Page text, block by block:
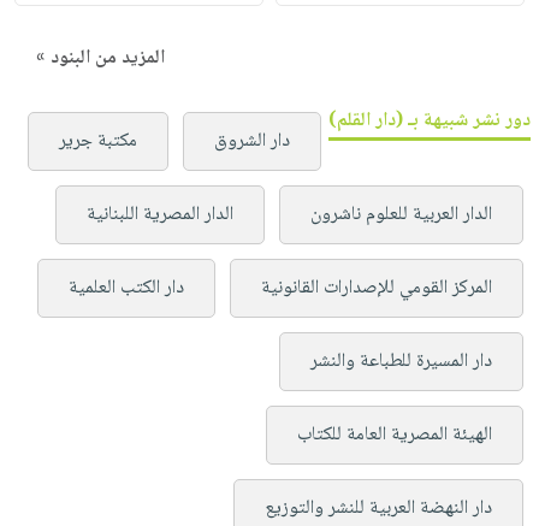
المزيد من البنود »
دور نشر شبيهة بـ (دار القلم)
دار الشروق مكتبة جرير
الدار العربية للعلوم ناشرون الدار المصرية اللبنانية
المركز القومي للإصدارات القانونية دار الكتب العلمية
دار المسيرة للطباعة والنشر
الهيئة المصرية العامة للكتاب
دار النهضة العربية للنشر والتوزيع